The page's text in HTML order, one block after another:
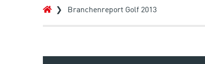
Branchenreport Golf 2013